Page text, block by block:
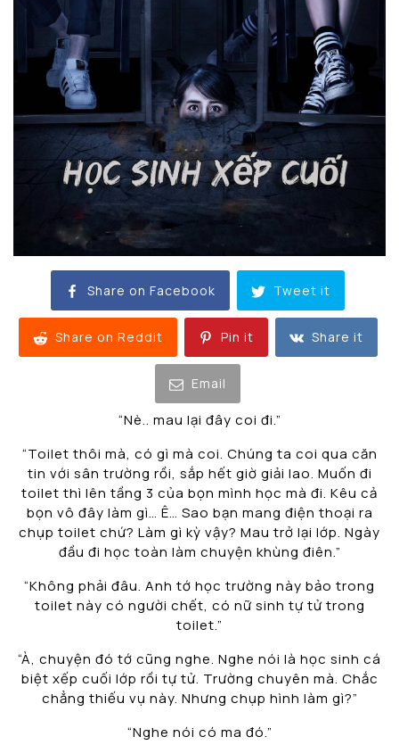
Share on Facebook Tweet it
Share on Reddit Pin it Share it
Email
“Nè.. mau lại đây coi đi.”
“Toilet thôi mà, có gì mà coi. Chúng ta coi qua căn
tin với sân trường rồi, sắp hết giờ giải lao. Muốn đi
toilet thì lên tầng 3 của bọn mình học mà đi. Kêu cả
bọn vô đây làm gì… Ê… Sao bạn mang điện thoại ra
chụp toilet chứ? Làm gì kỳ vậy? Mau trở lại lớp. Ngày
đầu đi học toàn làm chuyện khùng điên.”
“Không phải đâu. Anh tớ học trường này bảo trong
toilet này có người chết, có nữ sinh tự tử trong
toilet.”
“À, chuyện đó tớ cũng nghe. Nghe nói là học sinh cá
biệt xếp cuối lớp rồi tự tử. Trường chuyên mà. Chắc
chẳng thiếu vụ này. Nhưng chụp hình làm gì?”
“Nghe nói có ma đó.”